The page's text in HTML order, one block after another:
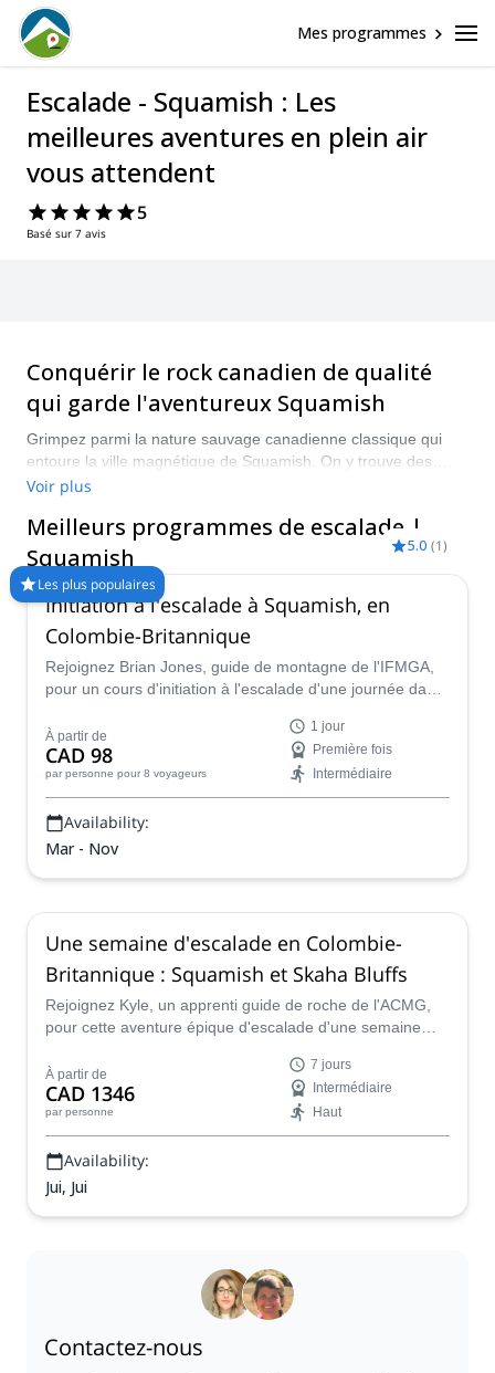
Mes programmes
Escalade - Squamish : Les
meilleures aventures en plein air
vous attendent
5
Basé sur 7 avis
Conquérir le rock canadien de qualité
qui garde l'aventureux Squamish
Grimpez parmi la nature sauvage canadienne classique qui
entoure la ville magnétique de Squamish. On y trouve des
possibilités d'escalade épiques pour les intermédiaires mais
fantastique. Et comme elle est bien reliée à Vancouver, elle
offre un accès idéal aux montagnes pour les grimpeurs
internationaux. Visitez entre les mois de mai et septembre pour
bénéficier de conditions d'escalade idéales.
Voir plus
Meilleurs programmes de escalade |
Squamish
Les plus populaires
5.0 (1)
Initiation à l'escalade à Squamish, en
Colombie-Britannique
Rejoignez Brian Jones, guide de montagne de l'IFMGA,
pour un cours d'initiation à l'escalade d'une journée dans
À partir de
CAD 98
par personne pour 8 voyageurs
1 jour
Première fois
Intermédiaire
Availability:
Mar - Nov
Une semaine d'escalade en Colombie-
Britannique : Squamish et Skaha Bluffs
Rejoignez Kyle, un apprenti guide de roche de l'ACMG,
pour cette aventure épique d'escalade d'une semaine
Britannique, au Canada.
À partir de
CAD 1346
par personne
7 jours
Intermédiaire
Haut
Availability:
Jui, Jui
Contactez-nous